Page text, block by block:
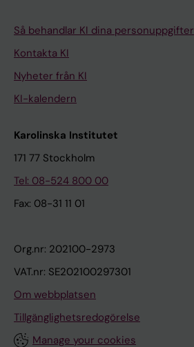
Så behandlar KI dina personuppgifter
Kontakta KI
Nyheter från KI
KI-kalendern
Karolinska Institutet
171 77 Stockholm
Tel: 08-524 800 00
Fax: 08-31 11 01
Org.nr: 202100-2973
VAT.nr: SE202100297301
Om webbplatsen
Tillgänglighetsredogörelse
Manage your cookies